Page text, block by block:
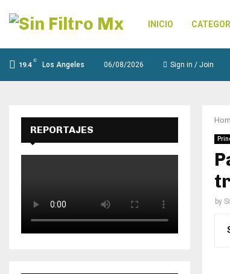
INICIO
19.4
C
Los Angeles 06/08/2026 Sign in / Join
by
REPORTAJES